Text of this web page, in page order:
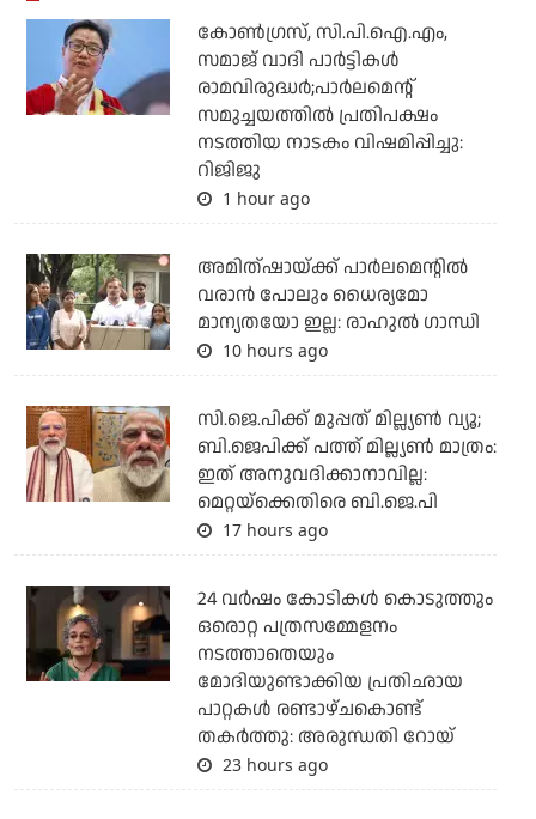
കോണ്‍ഗ്രസ്, സി.പി.ഐ.എം,
സമാജ് വാദി പാര്‍ട്ടികള്‍
രാമവിരുദ്ധര്‍;പാര്‍ലമെന്റ്
സമുച്ചയത്തില്‍ പ്രതിപക്ഷം
നടത്തിയ നാടകം വിഷമിപ്പിച്ചു:
റിജിജു
1 hour ago
അമിത്ഷായ്ക്ക് പാര്‍ലമെന്റില്‍
വരാന്‍ പോലും ധൈര്യമോ
മാന്യതയോ ഇല്ല: രാഹുല്‍ ഗാന്ധി
10 hours ago
സി.ജെ.പിക്ക് മുപ്പത് മില്ല്യണ്‍ വ്യൂ;
ബി.ജെപിക്ക് പത്ത് മില്ല്യണ്‍ മാത്രം:
ഇത് അനുവദിക്കാനാവില്ല:
മെറ്റയ്‌ക്കെതിരെ ബി.ജെ.പി
17 hours ago
24 വര്‍ഷം കോടികള്‍ കൊടുത്തും
ഒരൊറ്റ പത്രസമ്മേളനം
നടത്താതെയും
മോദിയുണ്ടാക്കിയ പ്രതിഛായ
പാറ്റകള്‍ രണ്ടാഴ്ചകൊണ്ട്
തകര്‍ത്തു: അരുന്ധതി റോയ്
23 hours ago